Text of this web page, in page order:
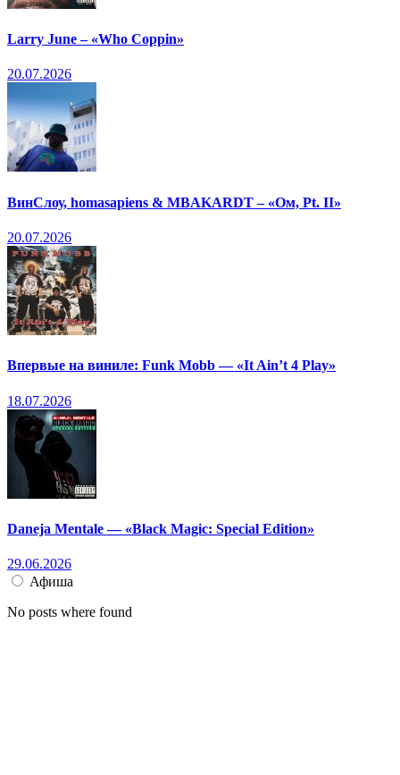
Larry June – «Who Coppin»
20.07.2026
ВинСлоу, homasapiens & MBAKARDT – «Ом, Pt. II»
20.07.2026
Впервые на виниле: Funk Mobb — «It Ain’t 4 Play»
18.07.2026
Daneja Mentale — «Black Magic: Special Edition»
29.06.2026
Афиша
No posts where found